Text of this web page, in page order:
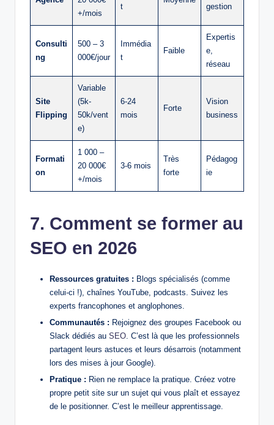
+/mois
t gestion
Consulti
ng
500 – 3
000€/jour
Immédia
t
Faible
Expertis
e,
réseau
Site
Flipping
Variable
(5k-
50k/vent
e)
6-24
mois
Forte
Vision
business
Formati
on
1 000 –
20 000€
+/mois
3-6 mois
Très
forte
Pédagog
ie
7. Comment se former au
SEO en 2026
Ressources gratuites : Blogs spécialisés (comme
celui-ci !), chaînes YouTube, podcasts. Suivez les
experts francophones et anglophones.
Communautés : Rejoignez des groupes Facebook ou
Slack dédiés au SEO . C’est là que les professionnels
partagent leurs astuces et leurs désarrois (notamment
lors des mises à jour Google).
Pratique : Rien ne remplace la pratique. Créez votre
propre petit site sur un sujet qui vous plaît et essayez
de le positionner. C’est le meilleur apprentissage.